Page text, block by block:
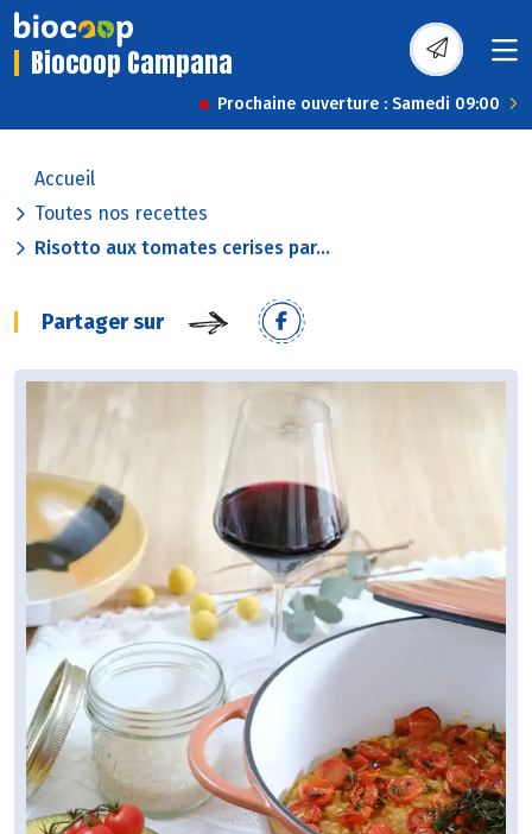
Biocoop Campana
Prochaine ouverture : Samedi 09:00
Accueil
Toutes nos recettes
Risotto aux tomates cerises par...
Partager sur